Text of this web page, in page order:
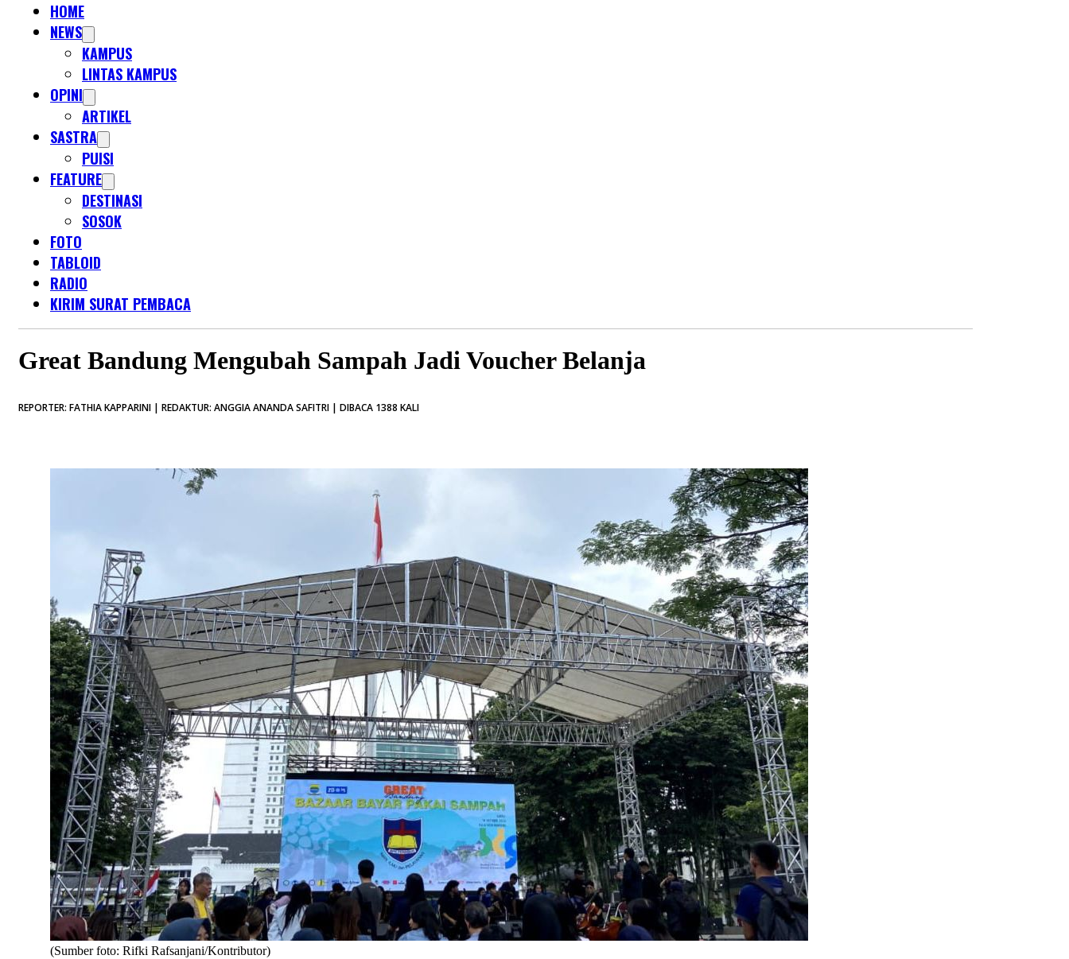
HOME
NEWS
KAMPUS
LINTAS KAMPUS
OPINI
ARTIKEL
SASTRA
PUISI
FEATURE
DESTINASI
SOSOK
FOTO
TABLOID
RADIO
KIRIM SURAT PEMBACA
Great Bandung Mengubah Sampah Jadi Voucher Belanja
REPORTER: FATHIA KAPPARINI | REDAKTUR: ANGGIA ANANDA SAFITRI | DIBACA 1388 KALI
(Sumber foto: Rifki Rafsanjani/Kontributor)